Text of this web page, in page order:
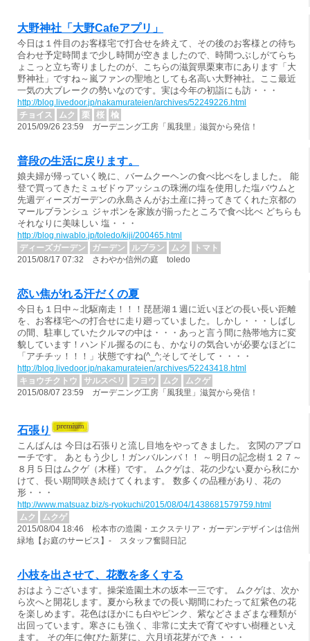
大野神社「大野Cafeアプリ」
今日は１件目のお客様宅で打合せを終えて、その後のお客様との待ち
合わせ予定時間まで少し時間が空きましたので、時間つぶしがてらち
ょこっと立ち寄りましたのが、こちらの滋賀県栗東市にあります「大
野神社」ですね～嵐ファンの聖地としても名高い大野神社。ここ最近
一気の大ブレークの勢いなのです。実は今年の初詣にも訪・・・
http://blog.livedoor.jp/nakamurateien/archives/52249226.html
チョイス
ムク 栗 桜
楡
2015/09/26 23:59 ガーデニング工房「風我里」滋賀から発信！
普段の生活に戻ります。
娘夫婦が帰っていく晩に、バームクーヘンの食べ比べをしました。 能
登で買ってきたミュゼドゥアッシュの珠洲の塩を使用した塩バウムと
先週ディーズガーデンの永島さんがお土産に持ってきてくれた京都の
マールブランシュ ジャポンを家族が揃ったところで食べ比べ どちらも
それなりに美味しい 塩・・・
http://blog.niwablo.jp/toledo/kiji/200465.html
ディーズガーデン
ガーデン ルブラン ムク
トマト
2015/08/17 07:32 さわやか信州の庭 toledo
恋い焦がれる汗だくの夏
今日も１日中～北駆南走！！！琵琶湖１週に近いほどの長い長い距離
を、お客様宅への打合せに走り廻っていました。しかし・・・しばし
の間、駐車していたクルマの中は・・・あっと言う間に熱帯地方に変
貌しています！ハンドル握るのにも、かなりの気合いが必要なほどに
「アチチッ！！！」状態ですね(^_^;そしてそして・・・・
http://blog.livedoor.jp/nakamurateien/archives/52243418.html
キョウチクトウ
サルスベリ フヨウ ムク
ムクゲ
2015/08/07 23:59 ガーデニング工房「風我里」滋賀から発信！
石張り
こんばんは 今日は石張りと流し目地をやってきました。 玄関のアプロ
ーチです。 あともう少し！ガンバルンバ！！ ～明日の記念樹１２７～
８月５日はムクゲ（木槿）です。 ムクゲは、花の少ない夏から秋にか
けて、長い期間咲き続けてくれます。 数多くの品種があり、花の
形・・・
http://www.matsuaz.biz/s-ryokuchi/2015/08/04/1438681579759.html
ムク
ムクゲ
2015/08/04 18:46 松本市の造園・エクステリア・ガーデンデザインは信州
緑地【お庭のサービス】- スタッフ奮闘日記
小枝を出させて、花数を多くする
おはようございます。操栄造園土木の坂本一三です。 ムクゲは、次か
ら次へと開花します。夏から秋までの長い期間にわたって紅紫色の花
を楽しめます。花色はほかにも白やピンク、紫などさまざまな種類が
出回っています。寒さにも強く、非常に丈夫で育てやすい樹種といえ
ます。 その年に伸びた新芽に、六月頃花芽ができ・・・